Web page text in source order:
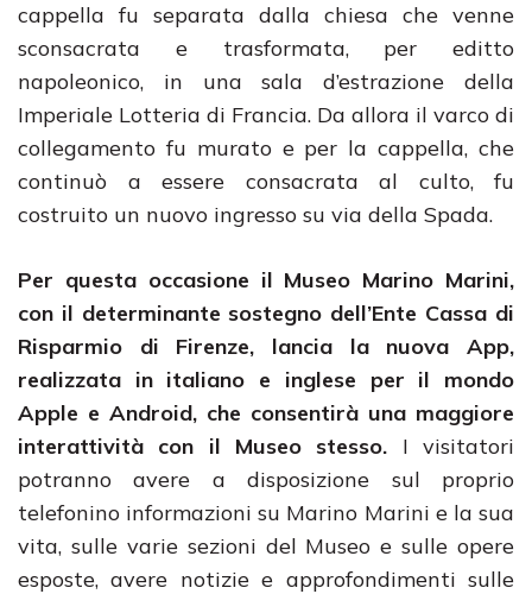
cappella fu separata dalla chiesa che venne
sconsacrata e trasformata, per editto
napoleonico, in una sala d’estrazione della
Imperiale Lotteria di Francia. Da allora il varco di
collegamento fu murato e per la cappella, che
continuò a essere consacrata al culto, fu
costruito un nuovo ingresso su via della Spada.
Per questa occasione il Museo Marino Marini,
con il determinante sostegno dell’Ente Cassa di
Risparmio di Firenze, lancia la nuova App,
realizzata in italiano e inglese per il mondo
Apple e Android, che consentirà una maggiore
interattività con il Museo stesso. I visitatori
potranno avere a disposizione sul proprio
telefonino informazioni su Marino Marini e la sua
vita, sulle varie sezioni del Museo e sulle opere
esposte, avere notizie e approfondimenti sulle